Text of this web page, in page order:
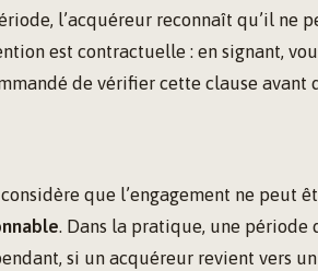
l’acquéreur reconnaît qu’il ne
est contractuelle : en signant,
de vérifier cette clause avant
que l’engagement ne peut
. Dans la pratique, une période
si un acquéreur revient vers